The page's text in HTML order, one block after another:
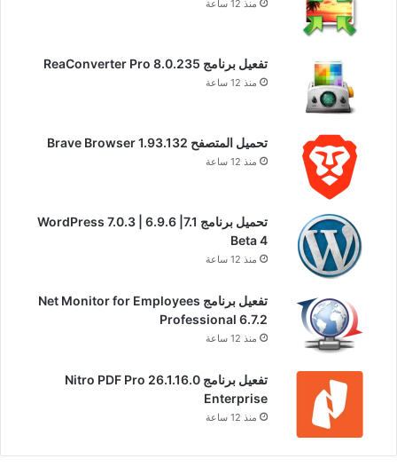
منذ 12 ساعة
تفعيل برنامج ReaConverter Pro 8.0.235
منذ 12 ساعة
تحميل المتصفح Brave Browser 1.93.132
منذ 12 ساعة
تحميل برنامج WordPress 7.0.3 | 6.9.6 |7.1
Beta 4
منذ 12 ساعة
تفعيل برنامج Net Monitor for Employees
Professional 6.7.2
منذ 12 ساعة
تفعيل برنامج Nitro PDF Pro 26.1.16.0
Enterprise
منذ 12 ساعة